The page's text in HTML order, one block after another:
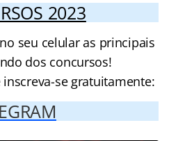
2023
seu celular as principais
dos concursos!
se gratuitamente: